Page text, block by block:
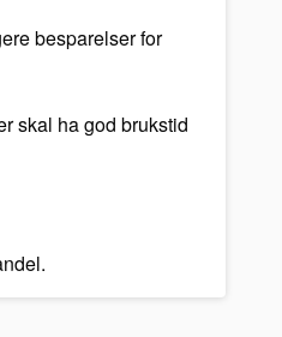
besparelser for
skal ha god brukstid